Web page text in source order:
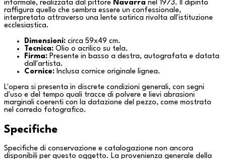
informale, realizzata dal pittore Navarra nel 1973. Il dipinto
raffigura quello che sembra essere un confessionale,
interpretato attraverso una lente satirica rivolta all'istituzione
ecclesiastica.
Dimensioni: circa 59x49 cm.
Tecnica: Olio o acrilico su tela.
Firma: Presente in basso a destra, autografata e datata
dall'artista.
Cornice: Inclusa cornice originale lignea.
L'opera si presenta in discrete condizioni generali, con segni
d'uso e del tempo quali tracce di polvere e lievi abrasioni
marginali coerenti con la datazione del pezzo, come mostrato
nel corredo fotografico.
Specifiche
Specifiche di conservazione e catalogazione non ancora
disponibili per questo oggetto. La provenienza generale della